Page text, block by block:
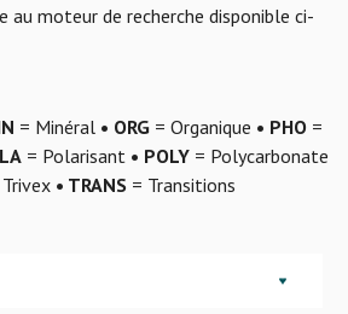
au moteur de recherche disponible ci-
= Minéral • ORG= Organique • PHO=
= Polarisant • POLY= Polycarbonate
• TRANS= Transitions